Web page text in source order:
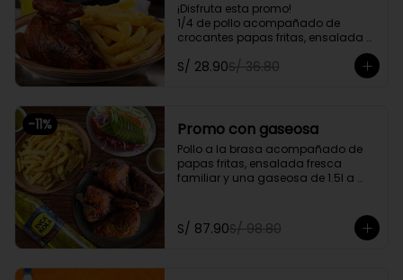
¡Disfruta esta promo!
1/4 de pollo acompañado de
crocantes papas fritas, ensalada
personal y gratis una gaseosa de
500ml.
S/ 28.90S/ 36.80
-11% Promo con gaseosa
Pollo a la brasa acompañado de
papas fritas, ensalada fresca
familiar y una gaseosa de 1.5l a
Promoción exclusiva para llevar o
delivery
S/ 87.90S/ 98.80